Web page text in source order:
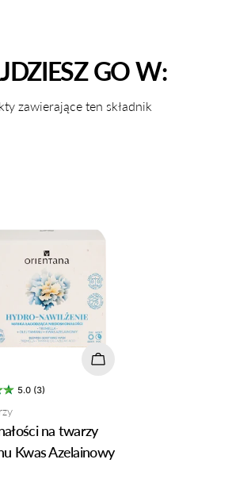
GO W:
zawierające ten składnik
Dodaj do koszyka
5.0 (3)
na twarzy
Kwas Azelainowy